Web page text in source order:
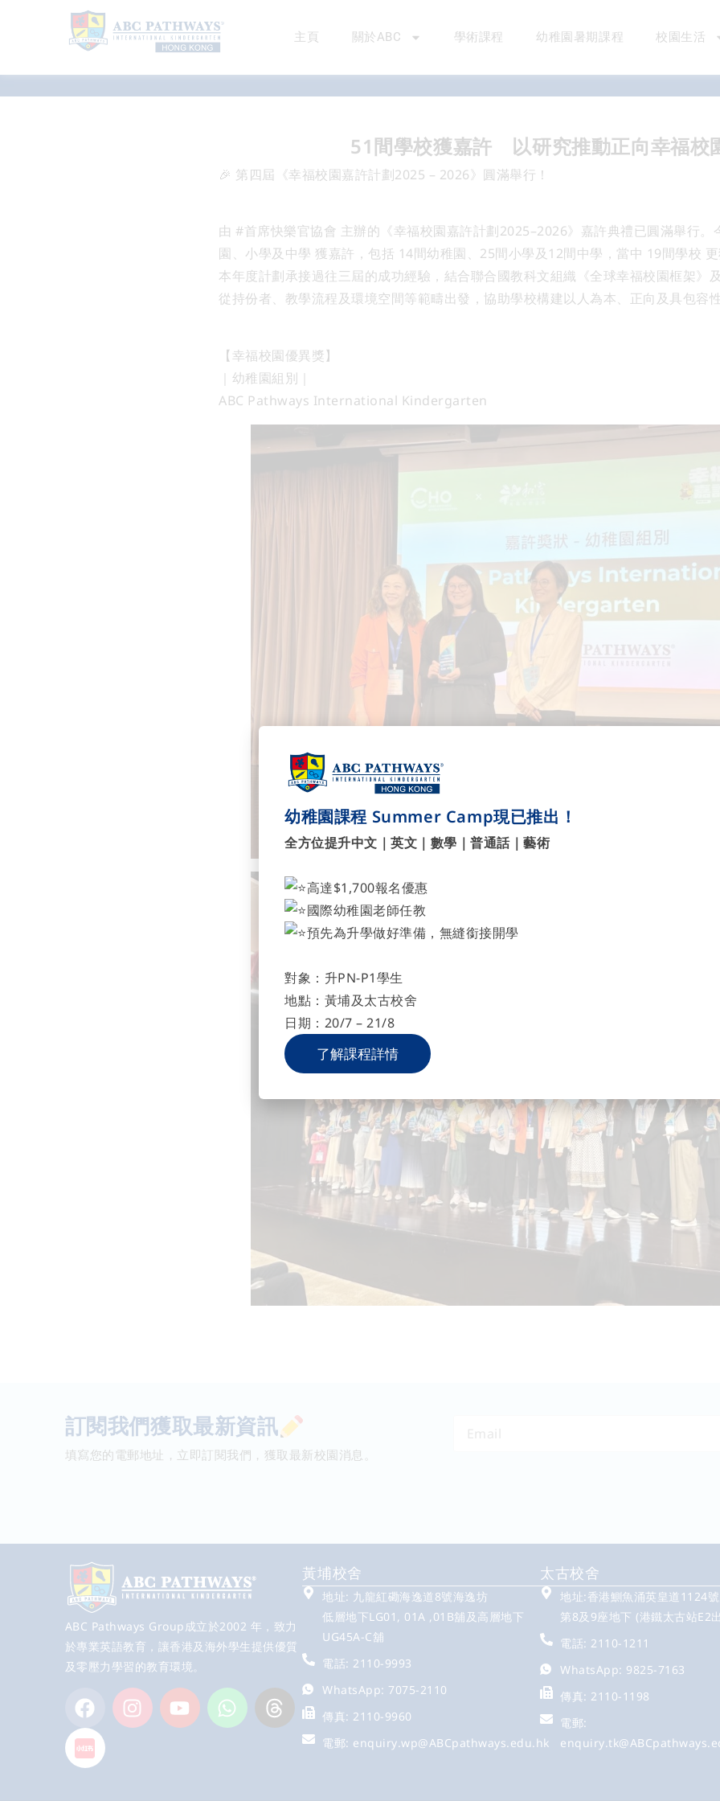
主頁 關於ABC 學術課程 幼稚園暑期課程 校園生活
最新消息
51間學校獲嘉許 以研究推動正向幸福校
🎉 第四屆《幸福校園嘉許計劃2025 – 2026》圓滿舉行！
由 #首席快樂官協會 主辦的《幸福校園嘉許計劃2025–2026》嘉許典禮已圓滿舉行。
園、小學及中學 獲嘉許，包括 14間幼稚園、25間小學及12間中學，當中 19間學校
本年度計劃承接過往三屆的成功經驗，結合聯合國教科文組織《全球幸福校園框架》
從持份者、教學流程及環境空間等範疇出發，協助學校構建以人為本、正向及具包容
【幸福校園優異獎】
｜幼稚園組別｜
ABC Pathways International Kindergarten
訂閱我們獲取最新資訊
填寫您的電郵地址，立即訂閱我們，獲取最新校園消息。
ABC Pathways Group成立於2002 年，致力
於專業英語教育，讓香港及海外學生提供優質
及零壓力學習的教育環境。
黃埔校舍
地址: 九龍紅磡海逸道8號海逸坊
低層地下LG01, 01A ,01B舖及高層地下
UG45A-C舖
電話: 2110-9993
WhatsApp: 7075-2110
傳真: 2110-9960
電郵: enquiry.wp@ABCpathways.edu.hk
太古校舍
地址:香港鰂魚涌英皇道1124
第8及9座地下 (港鐵太古站E2
電話: 2110-1211
WhatsApp: 9825-7163
傳真: 2110-1198
電郵:
幼稚園課程 Summer Camp現已推出！
全方位提升中文｜英文｜數學｜普通話｜藝術
高達$1,700報名優惠
國際幼稚園老師任教
預先為升學做好準備，無縫銜接開學
對象：升PN-P1學生
地點：黃埔及太古校舍
日期：20/7 – 21/8
了解課程詳情